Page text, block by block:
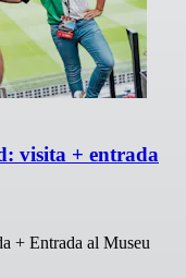
visita + entrada
+ Entrada al Museu